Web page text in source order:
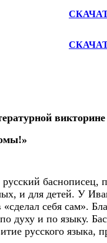
заявки
викторине
»
баснописец,
и для детей. У
себя сам».
духу и по языку.
русского